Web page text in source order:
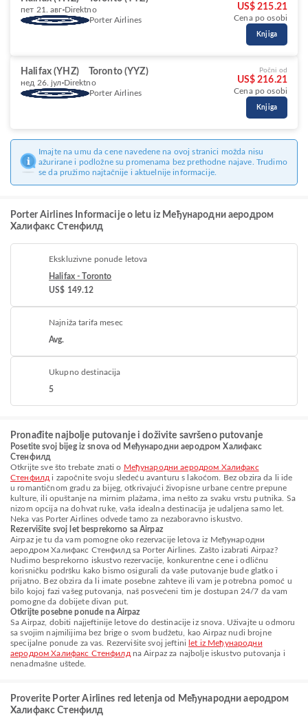
пет 21. авг Direktno
Porter Airlines
US$ 215.21
Cena po osobi
Knjiga
Halifax (YHZ) Toronto (YYZ)
нед 26. јул Direktno
Porter Airlines
Počni od
US$ 216.21
Cena po osobi
Knjiga
Imajte na umu da cene navedene na ovoj stranici možda nisu
ažurirane i podložne su promenama bez prethodne najave. Trudimo
se da pružimo najtačnije i aktuelnije informacije.
Porter Airlines Informacije o letu iz Међународни аеродром
Халифакс Стенфилд
Ekskluzivne ponude letova
Halifax - Toronto
US$ 149.12
Najniža tarifa mesec
Avg.
Ukupno destinacija
5
Pronađite najbolje putovanje i doživite savršeno putovanje
Posetite svoj bijeg iz snova od Међународни аеродром Халифакс
Стенфилд
Otkrijte sve što trebate znati o Међународни аеродром Халифакс
Стенфилд i započnite svoju sledeću avanturu s lakoćom. Bez obzira da li ide
u romantičnom gradu za bijeg, otkrivajući živopisne urbane centre prepune
kulture, ili opuštanje na mirnim plažama, ima nešto za svaku vrstu putnika. Sa
nizom opcija na dohvat ruke, vaša idealna destinacija je udaljena samo let.
Neka vas Porter Airlines odvede tamo za nezaboravno iskustvo.
Rezervišite svoj let besprekorno sa Airpaz
Airpaz je tu da vam pomogne oko rezervacije letova iz Међународни
аеродром Халифакс Стенфилд sa Porter Airlines. Zašto izabrati Airpaz?
Nudimo besprekorno iskustvo rezervacije, konkurentne cene i odličnu
korisničku podršku kako bismo osigurali da vaše putovanje bude glatko i
prijatno. Bez obzira da li imate posebne zahteve ili vam je potrebna pomoć u
bilo kojoj fazi vašeg putovanja, naš posvećeni tim je dostupan 24/7 da vam
pomogne da dobijete divan put.
Otkrijte posebne ponude na Airpaz
Sa Airpaz, dobiti najjeftinije letove do destinacije iz snova. Uživajte u odmoru
sa svojim najmilijima bez brige o svom budžetu, kao Airpaz nudi brojne
specijalne ponude za vas. Rezervišite svoj jeftini let iz Међународни
аеродром Халифакс Стенфилд na Airpaz za najbolje iskustvo putovanja i
nenadmašne uštede.
Proverite Porter Airlines red letenja od Међународни аеродром
Халифакс Стенфилд